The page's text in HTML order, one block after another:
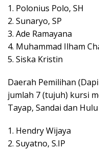
1. Polonius Polo, SH
2. Sunaryo, SP
3. Ade Ramayana
4. Muhammad Ilham
5. Siska Kristin
Daerah Pemilihan
jumlah 7 (tujuh) kursi
Tayap, Sandai dan
1. Hendry Wijaya
2. Suyatno, S.IP